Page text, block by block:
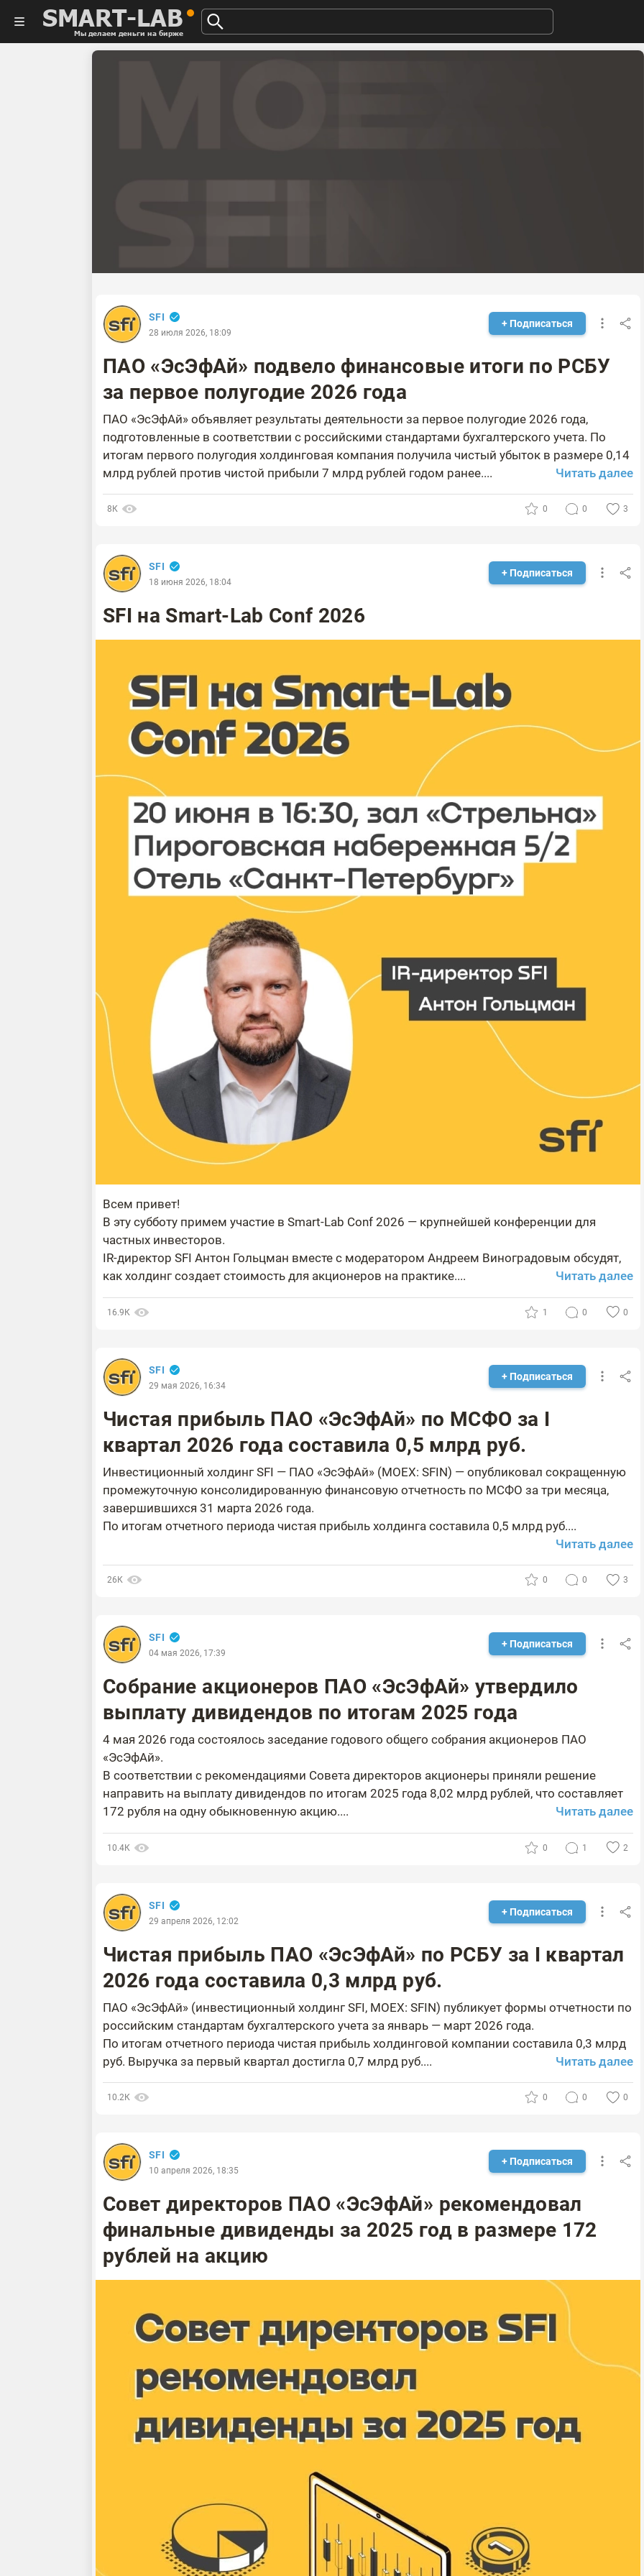
SMART-LAB
Мы делаем деньги на бирже
SFI
28 июля 2026, 18:09
+ Подписаться
ПАО «ЭсЭфАй» подвело финансовые итоги по РСБУ
за первое полугодие 2026 года
ПАО «ЭсЭфАй» объявляет результаты деятельности за первое полугодие 2026 года,
подготовленные в соответствии с российскими стандартами бухгалтерского учета. По
итогам первого полугодия холдинговая компания получила чистый убыток в размере 0,14
млрд рублей против чистой прибыли 7 млрд рублей годом ранее....
Читать далее
8К 0 0 3
SFI
18 июня 2026, 18:04
+ Подписаться
SFI на Smart-Lab Conf 2026
Всем привет!
В эту субботу примем участие в Smart-Lab Conf 2026 — крупнейшей конференции для
частных инвесторов.
IR-директор SFI Антон Гольцман вместе с модератором Андреем Виноградовым обсудят,
как холдинг создает стоимость для акционеров на практике....
Читать далее
16.9К 1 0 0
SFI
29 мая 2026, 16:34
+ Подписаться
Чистая прибыль ПАО «ЭсЭфАй» по МСФО за I
квартал 2026 года составила 0,5 млрд руб.
Инвестиционный холдинг SFI — ПАО «ЭсЭфАй» (MOEX: SFIN) — опубликовал сокращенную
промежуточную консолидированную финансовую отчетность по МСФО за три месяца,
завершившихся 31 марта 2026 года.
По итогам отчетного периода чистая прибыль холдинга составила 0,5 млрд руб....
Читать далее
26К 0 0 3
SFI
04 мая 2026, 17:39
+ Подписаться
Собрание акционеров ПАО «ЭсЭфАй» утвердило
выплату дивидендов по итогам 2025 года
4 мая 2026 года состоялось заседание годового общего собрания акционеров ПАО
«ЭсЭфАй».
В соответствии с рекомендациями Совета директоров акционеры приняли решение
направить на выплату дивидендов по итогам 2025 года 8,02 млрд рублей, что составляет
172 рубля на одну обыкновенную акцию....
Читать далее
10.4К 0 1 2
SFI
29 апреля 2026, 12:02
+ Подписаться
Чистая прибыль ПАО «ЭсЭфАй» по РСБУ за I квартал
2026 года составила 0,3 млрд руб.
ПАО «ЭсЭфАй» (инвестиционный холдинг SFI, MOEX: SFIN) публикует формы отчетности по
российским стандартам бухгалтерского учета за январь — март 2026 года.
По итогам отчетного периода чистая прибыль холдинговой компании составила 0,3 млрд
руб. Выручка за первый квартал достигла 0,7 млрд руб....
Читать далее
10.2К 0 0 0
SFI
10 апреля 2026, 18:35
+ Подписаться
Совет директоров ПАО «ЭсЭфАй» рекомендовал
финальные дивиденды за 2025 год в размере 172
рублей на акцию